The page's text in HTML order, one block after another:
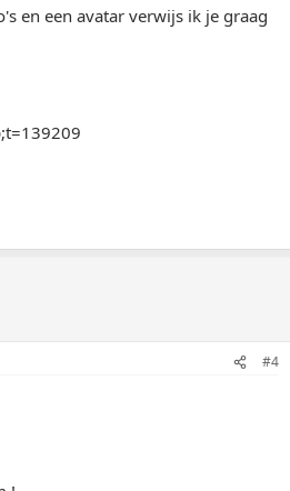
en een avatar verwijs ik je graag
#4